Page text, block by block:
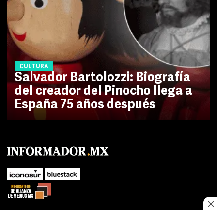
CULTURA
Salvador Bartolozzi: Biografía
del creador del Pinocho llega a
España 75 años después